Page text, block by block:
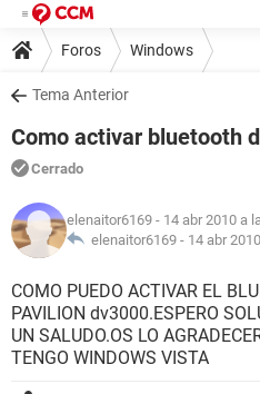
Foros Windows
Tema Anterior
Como activar bluetooth
Cerrado
elenaitor6169 - 14 abr 2010 a
elenaitor6169 - 14 abr
COMO PUEDO ACTIVAR EL
PAVILION dv3000.ESPERO
UN SALUDO.OS LO
TENGO WINDOWS VISTA